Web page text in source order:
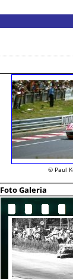
© Paul
Foto Galeria